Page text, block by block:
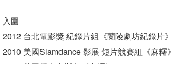
入圍
2012 台北電影獎 紀錄片組《蘭陵劇坊紀錄片》
2010 美國Slamdance 影展 短片競賽組《麻糬》